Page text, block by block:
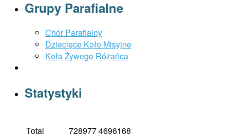
Grupy Parafialne
Chór Parafialny
Dziecięce Koło Misyjne
Koła Żywego Różańca
Statystyki
Total 7289774696168